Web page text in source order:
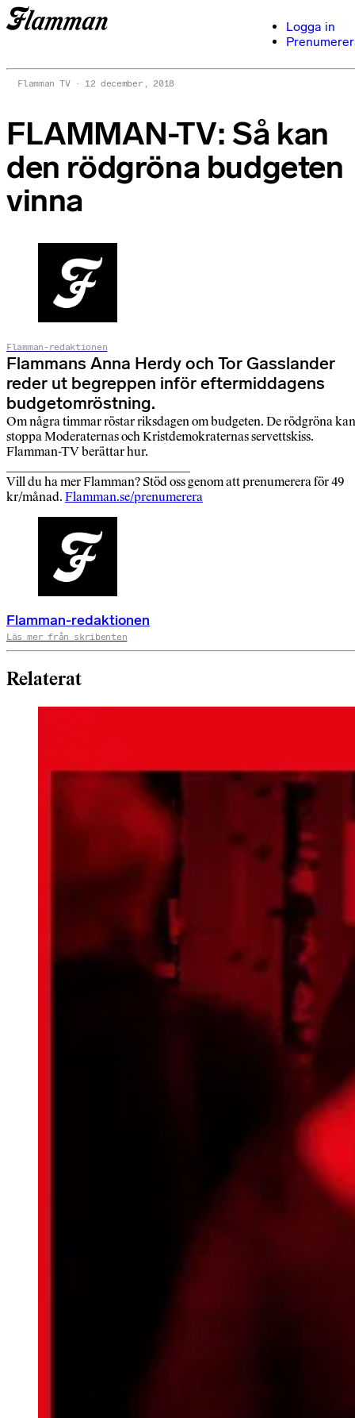
Logga in
Flamman TV 12 december, 2018
FLAMMAN-TV: Så kan
den rödgröna budgeten
vinna
Flamman-redaktionen
Flammans Anna Herdy och Tor Gasslander
reder ut begreppen inför eftermiddagens
budgetomröstning.
Om några timmar röstar riksdagen om budgeten. De rödgröna kan
stoppa Moderaternas och Kristdemokraternas servettskiss.
Flamman-TV berättar hur.
Vill du ha mer Flamman? Stöd oss genom att prenumerera för 49
kr/månad. Flamman.se/prenumerera
Flamman-redaktionen
Läs mer från skribenten
Relaterat